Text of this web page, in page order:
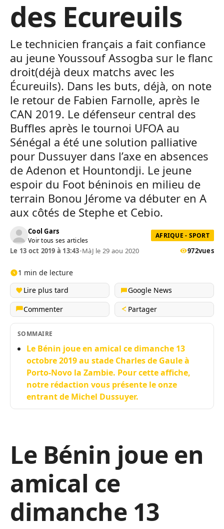
des Ecureuils
Le technicien français a fait confiance
au jeune Youssouf Assogba sur le flanc
droit(déjà deux matchs avec les
Écureuils). Dans les buts, déjà, on note
le retour de Fabien Farnolle, après le
CAN 2019. Le défenseur central des
Buffles après le tournoi UFOA au
Sénégal a été une solution palliative
pour Dussuyer dans l’axe en absences
de Adenon et Hountondji. Le jeune
espoir du Foot béninois en milieu de
terrain Bonou Jérome va débuter en A
aux côtés de Stephe et Cebio.
Cool Gars
Voir tous ses articles
AFRIQUE - SPORT
Le 13 oct 2019 à 13:43•MàJ le 29 aou 2020 972vues
1 min de lecture
Lire plus tard
Google News
Commenter
Partager
SOMMAIRE
Le Bénin joue en amical ce dimanche 13
octobre 2019 au stade Charles de Gaule à
Porto-Novo la Zambie. Pour cette affiche,
notre rédaction vous présente le onze
entrant de Michel Dussuyer.
Le Bénin joue en
amical ce
dimanche 13